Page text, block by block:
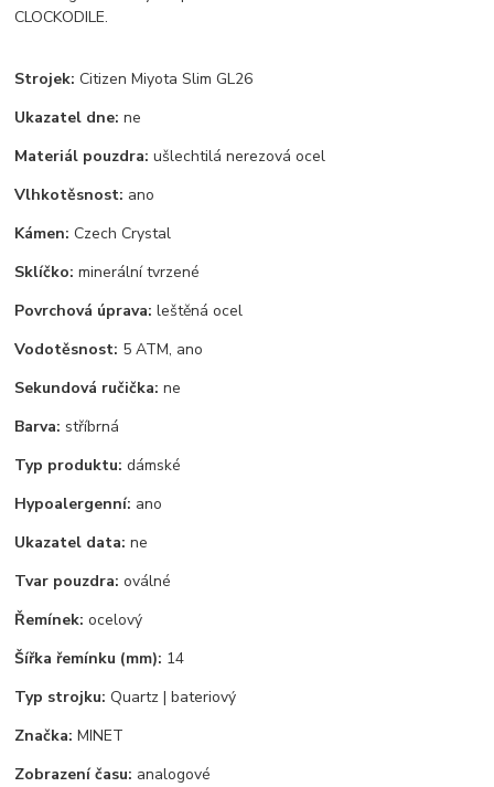
CLOCKODILE.
Strojek: Citizen Miyota Slim GL26
Ukazatel dne: ne
Materiál pouzdra: ušlechtilá nerezová ocel
Vlhkotěsnost: ano
Kámen: Czech Crystal
Sklíčko: minerální tvrzené
Povrchová úprava: leštěná ocel
Vodotěsnost: 5 ATM, ano
Sekundová ručička: ne
Barva: stříbrná
Typ produktu: dámské
Hypoalergenní: ano
Ukazatel data: ne
Tvar pouzdra: oválné
Řemínek: ocelový
Šířka řemínku (mm): 14
Typ strojku: Quartz | bateriový
Značka: MINET
Zobrazení času: analogové